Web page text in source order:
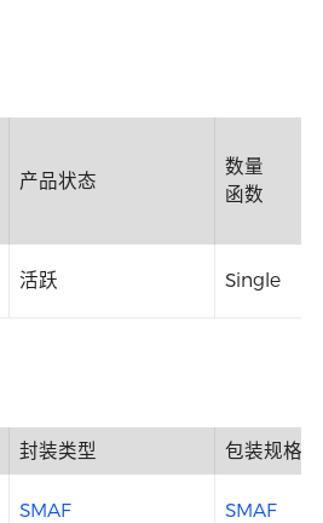
产品状态
数量
函数
活跃 Single
封装类型 包装规格
SMAF SMAF